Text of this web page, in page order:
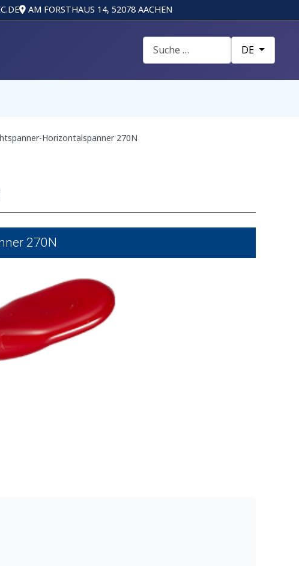
AM FORSTHAUS 14, 52078 AACHEN
Suchen Sprache
DE
Horizontalspanner 270N
270N